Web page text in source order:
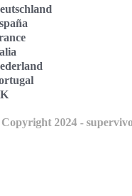
Copyright 2024 -